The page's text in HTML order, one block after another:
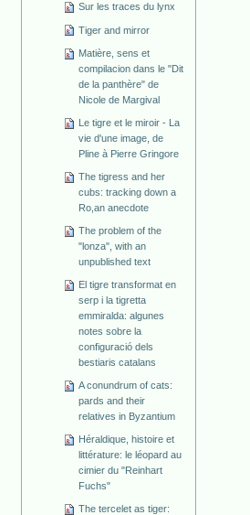
Sur les traces du lynx
Tiger and mirror
Matière, sens et
compilacion dans le "Dit
de la panthère" de
Nicole de Margival
Le tigre et le miroir - La
vie d'une image, de
Pline à Pierre Gringore
The tigress and her
cubs: tracking down a
Ro,an anecdote
The problem of the
"lonza", with an
unpublished text
El tigre transformat en
serp i la tigretta
emmiralda: algunes
notes sobre la
configuració dels
bestiaris catalans
A conundrum of cats:
pards and their
relatives in Byzantium
Héraldique, histoire et
littérature: le léopard au
cimier du "Reinhart
Fuchs"
The tercelet as tiger: